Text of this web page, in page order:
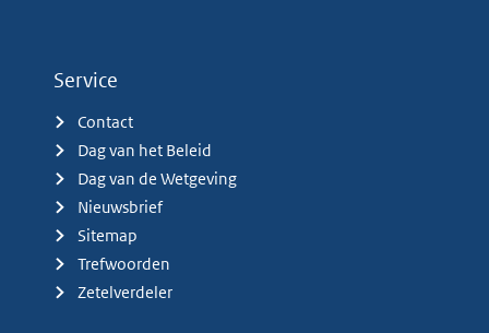
Service
Contact
Dag van het Beleid
Dag van de Wetgeving
Nieuwsbrief
Sitemap
Trefwoorden
Zetelverdeler